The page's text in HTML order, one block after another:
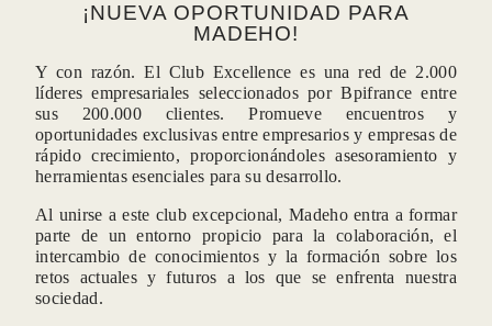
¡NUEVA OPORTUNIDAD PARA
MADEHO!
Y con razón. El Club Excellence es una red de 2.000
líderes empresariales seleccionados por Bpifrance entre
sus 200.000 clientes. Promueve encuentros y
oportunidades exclusivas entre empresarios y empresas de
rápido crecimiento, proporcionándoles asesoramiento y
herramientas esenciales para su desarrollo.
Al unirse a este club excepcional, Madeho entra a formar
parte de un entorno propicio para la colaboración, el
intercambio de conocimientos y la formación sobre los
retos actuales y futuros a los que se enfrenta nuestra
sociedad.
CONTACT-